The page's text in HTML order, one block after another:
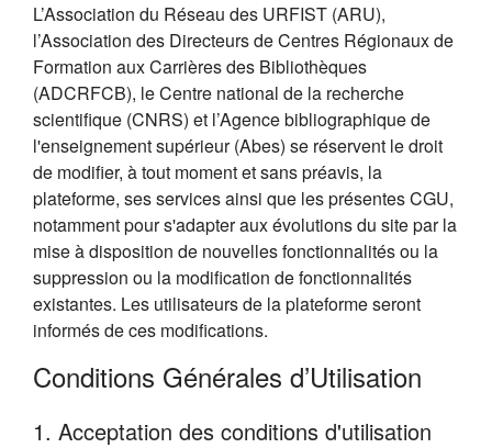
L’Association du Réseau des URFIST (ARU),
l’Association des Directeurs de Centres Régionaux de
Formation aux Carrières des Bibliothèques
(ADCRFCB), le Centre national de la recherche
scientifique (CNRS) et l’Agence bibliographique de
l'enseignement supérieur (Abes) se réservent le droit
de modifier, à tout moment et sans préavis, la
plateforme, ses services ainsi que les présentes CGU,
notamment pour s'adapter aux évolutions du site par la
mise à disposition de nouvelles fonctionnalités ou la
suppression ou la modification de fonctionnalités
existantes. Les utilisateurs de la plateforme seront
informés de ces modifications.
Conditions Générales d’Utilisation
1. Acceptation des conditions d'utilisation